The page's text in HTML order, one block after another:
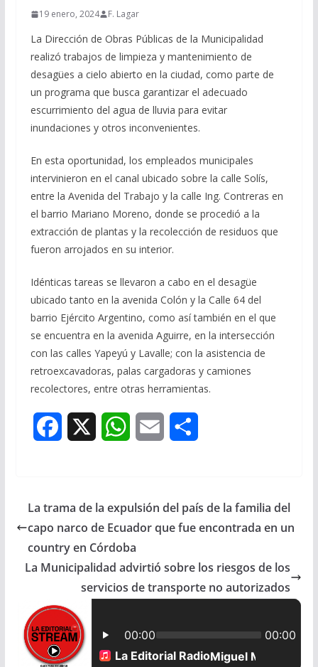
19 enero, 2024 F. Lagar
La Dirección de Obras Públicas de la Municipalidad
realizó trabajos de limpieza y mantenimiento de
desagües a cielo abierto en la ciudad, como parte de
un programa que busca garantizar el adecuado
escurrimiento del agua de lluvia para evitar
inundaciones y otros inconvenientes.
En esta oportunidad, los empleados municipales
intervinieron en el canal ubicado sobre la calle Solís,
entre la Avenida del Trabajo y la calle Ing. Contreras en
el barrio Mariano Moreno, donde se procedió a la
extracción de plantas y la recolección de residuos que
fueron arrojados en su interior.
Idénticas tareas se llevaron a cabo en el desagüe
ubicado tanto en la avenida Colón y la Calle 64 del
barrio Ejército Argentino, como así también en el que
se encuentra en la avenida Aguirre, en la intersección
con las calles Yapeyú y Lavalle; con la asistencia de
retroexcavadoras, palas cargadoras y camiones
recolectores, entre otras herramientas.
e
o
k
W
t
A
p
i
r
La trama de la expulsión del país de la familia del
capo narco de Ecuador que fue encontrada en un
country en Córdoba
La Municipalidad advirtió sobre los riesgos de los
servicios de transporte no autorizados